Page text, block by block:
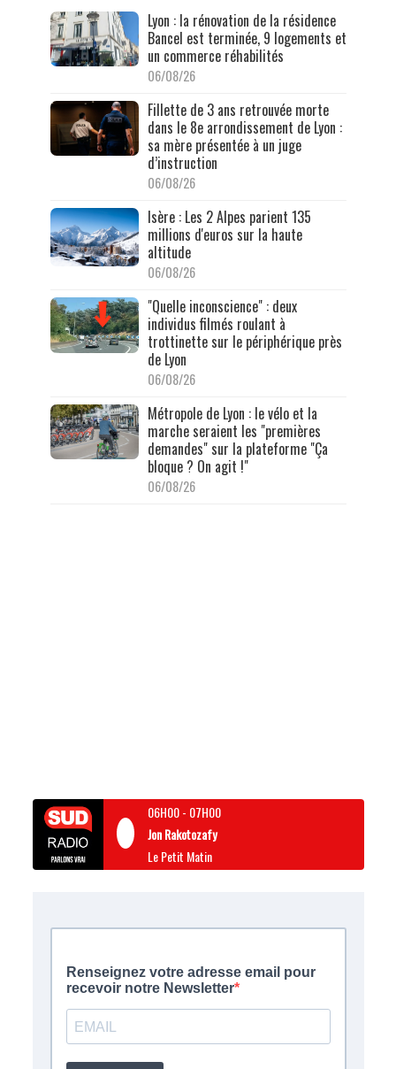
Lyon : la rénovation de la résidence
Bancel est terminée, 9 logements et
un commerce réhabilités
06/08/26
Fillette de 3 ans retrouvée morte
dans le 8e arrondissement de Lyon :
sa mère présentée à un juge
d’instruction
06/08/26
Isère : Les 2 Alpes parient 135
millions d'euros sur la haute
altitude
06/08/26
"Quelle inconscience" : deux
individus filmés roulant à
trottinette sur le périphérique près
de Lyon
06/08/26
Métropole de Lyon : le vélo et la
marche seraient les "premières
demandes" sur la plateforme "Ça
bloque ? On agit !"
06/08/26
06H00- 07H00
Jon Rakotozafy
Le Petit Matin